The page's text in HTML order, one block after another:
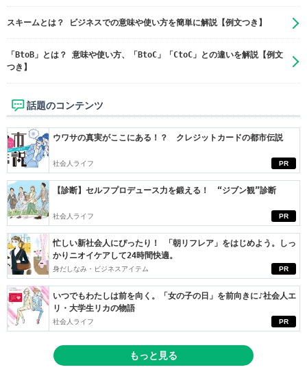
スキームとは？ ビジネスでの意味や使い方を簡単に解説【例文つき】
「BtoB」とは？ 意味や使い方、「BtoC」「CtoC」との違いを解説【例文
つき】
話題のコンテンツ
PR
ウワサの真実がここにある！？ クレジットカードの都市伝説
社会人ライフ
PR
【診断】セルフプロデュース力を鍛える！ “ジブン観”診断
社会人ライフ
PR
忙しい新社会人にぴったり！ 「朝リフレア」をはじめよう。しっ
かりニオイケアして24時間快適。
身だしなみ・ビジネスアイテム
PR
いつでもわたしは前を向く。「女の子の日」を前向きに♪社会人エ
リ・大学生リカの物語
社会人ライフ
もっと見る